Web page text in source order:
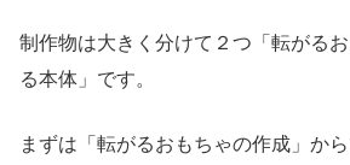
制作物は大きく分けて２つ「転がる
る本体」です。
まずは「転がるおもちゃの作成」から